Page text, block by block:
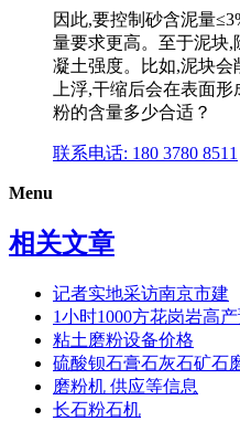
因此,要控制砂含泥量
量要求更高。至于泥块
凝土强度。比如,泥块
上浮,干缩后会在表面
粉的含量多少合适？
联系电话: 180 3780 8511
Menu
相关文章
记者实地采访南京市建
1小时1000方花岗岩高
粘土磨粉设备价格
硫酸钡石膏石灰石矿石
磨粉机 供应等信息
长石粉石机